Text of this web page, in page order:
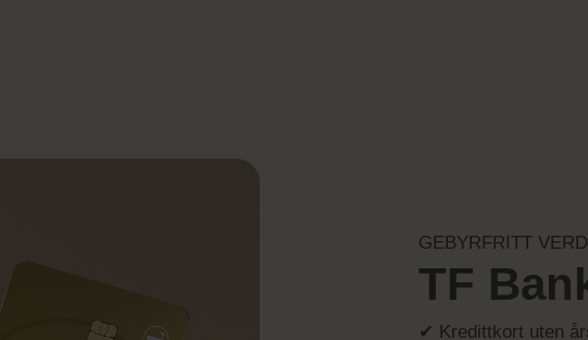
GEBYRFRITT
TF
✔ Kredittkort uten